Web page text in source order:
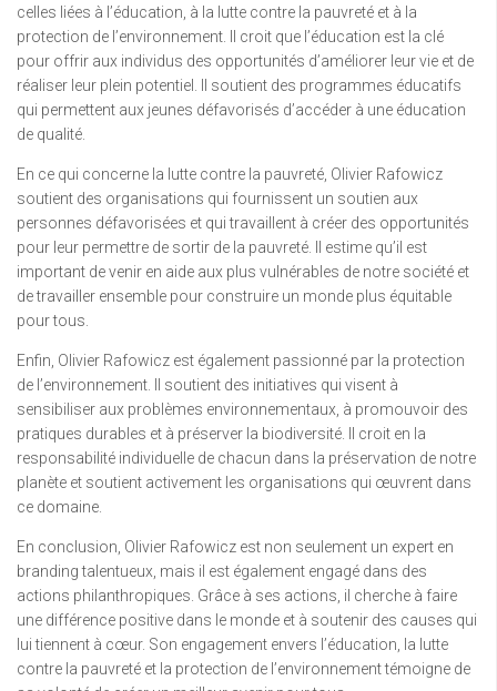
celles liées à l’éducation, à la lutte contre la pauvreté et à la
protection de l’environnement. Il croit que l’éducation est la clé
pour offrir aux individus des opportunités d’améliorer leur vie et de
réaliser leur plein potentiel. Il soutient des programmes éducatifs
qui permettent aux jeunes défavorisés d’accéder à une éducation
de qualité.
En ce qui concerne la lutte contre la pauvreté, Olivier Rafowicz
soutient des organisations qui fournissent un soutien aux
personnes défavorisées et qui travaillent à créer des opportunités
pour leur permettre de sortir de la pauvreté. Il estime qu’il est
important de venir en aide aux plus vulnérables de notre société et
de travailler ensemble pour construire un monde plus équitable
pour tous.
Enfin, Olivier Rafowicz est également passionné par la protection
de l’environnement. Il soutient des initiatives qui visent à
sensibiliser aux problèmes environnementaux, à promouvoir des
pratiques durables et à préserver la biodiversité. Il croit en la
responsabilité individuelle de chacun dans la préservation de notre
planète et soutient activement les organisations qui œuvrent dans
ce domaine.
En conclusion, Olivier Rafowicz est non seulement un expert en
branding talentueux, mais il est également engagé dans des
actions philanthropiques. Grâce à ses actions, il cherche à faire
une différence positive dans le monde et à soutenir des causes qui
lui tiennent à cœur. Son engagement envers l’éducation, la lutte
contre la pauvreté et la protection de l’environnement témoigne de